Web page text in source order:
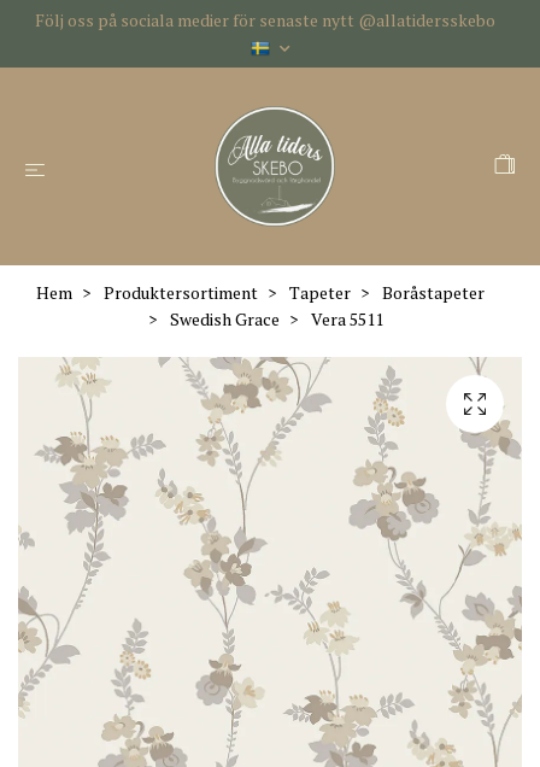
Följ oss på sociala medier för senaste nytt @allatidersskebo
Hem Produktersortiment Tapeter
Boråstapeter
Swedish Grace
Vera 5511